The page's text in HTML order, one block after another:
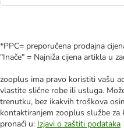
*PPC= preporučena prodajna
"Inače" = Najniža cijena artikla u
zooplus ima pravo koristiti vašu
vlastite slične robe ili usluga.
trenutku, bez ikakvih troškova
kontaktiranjem zooplus službe za
pronaći u: Izjavi o zaštiti podataka